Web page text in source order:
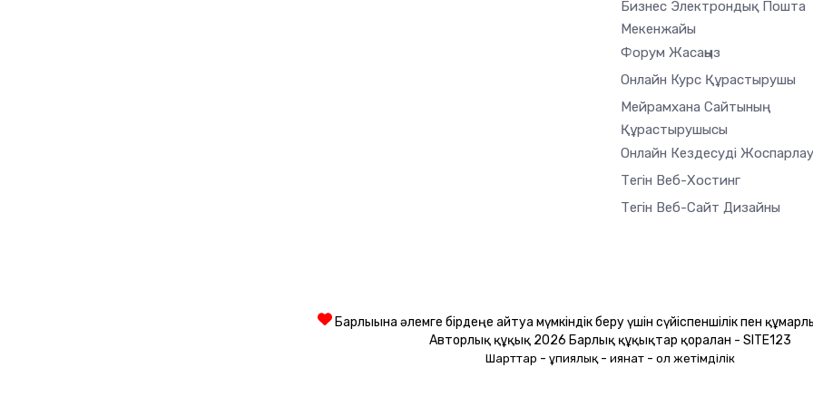
Бизнес Электрондық Пошта
Мекенжайы
Форум Жасаңыз
Онлайн Курс Құрастырушы
Мейрамхана Сайтының
Құрастырушысы
Онлайн Кездесуді
Тегін Веб-Хостинг
Тегін Веб-Сайт Дизайны
Барлығына әлемге бірдеңе айтуға мүмкіндік беру үшін сүйіспеншілік пен
Авторлық құқық 2026 Барлық құқықтар қорғалған - SITE123
Шарттар - Құпиялық- Қиянат- Қол жетімділік